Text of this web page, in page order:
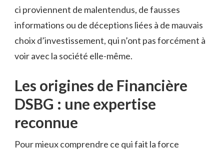
ci proviennent de malentendus, de fausses
informations ou de déceptions liées à de mauvais
choix d’investissement, qui n’ont pas forcément à
voir avec la société elle-même.
Les origines de Financière
DSBG : une expertise
reconnue
Pour mieux comprendre ce qui fait la force